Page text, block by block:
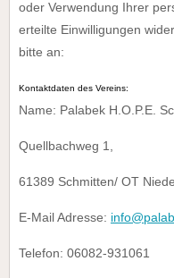
oder Verwendung Ihrer
erteilte Einwilligungen
bitte an:
Kontaktdaten des Vereins:
Name: Palabek H.O.P.E.
Quellbachweg 1,
61389 Schmitten/ OT
E-Mail Adresse:
Telefon: 06082-931061